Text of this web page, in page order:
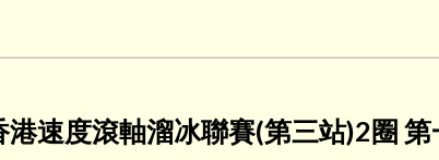
速度滾軸溜冰聯賽(第三站)2圈